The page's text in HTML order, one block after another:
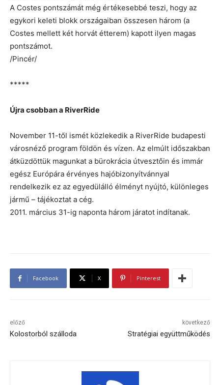
A Costes pontszámát még értékesebbé teszi, hogy az
egykori keleti blokk országaiban összesen három (a
Costes mellett két horvát étterem) kapott ilyen magas
pontszámot.
/Pincér/
*****
Újra csobban a RiverRide
November 11-től ismét közlekedik a RiverRide budapesti
városnéző program földön és vízen. Az elmúlt időszakban
átküzdöttük magunkat a bürokrácia útvesztőin és immár
egész Európára érvényes hajóbizonyítvánnyal
rendelkezik ez az egyedülálló élményt nyújtó, különleges
jármű – tájékoztat a cég.
2011. március 31-ig naponta három járatot indítanak.
Facebook X Pinterest
előző
Kolostorból szálloda
következő
Stratégiai együttműködés